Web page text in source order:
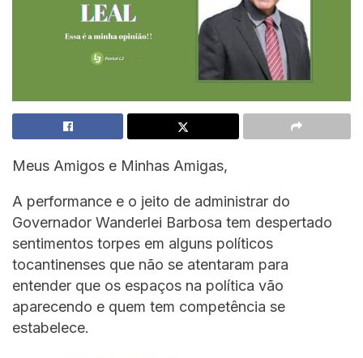
Meus Amigos e Minhas Amigas,
A performance e o jeito de administrar do
Governador Wanderlei Barbosa tem despertado
sentimentos torpes em alguns políticos
tocantinenses que não se atentaram para
entender que os espaços na política vão
aparecendo e quem tem competência se
estabelece.